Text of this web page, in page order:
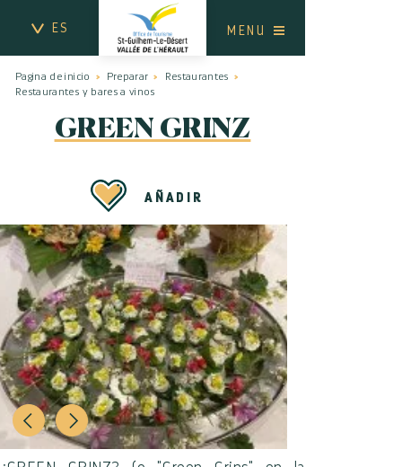
ES MENU
GREEN GRINZ
Pagina de inicio Preparar
Restaurantes
Restaurantes y bares a vinos
AÑADIR